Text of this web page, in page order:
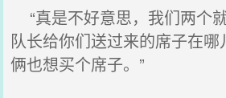
“真是不好意思，我们两个
队长给你们送过来的席子在
俩也想买个席子。”